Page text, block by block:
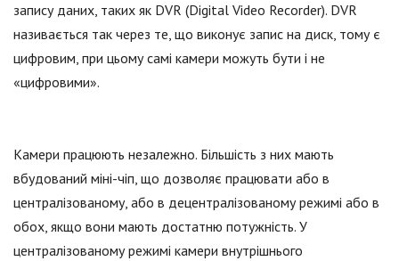
запису даних, таких як DVR (Digital Video Recorder). DVR
називається так через те, що виконує запис на диск, тому є
цифровим, при цьому самі камери можуть бути і не
«цифровими».
Камери працюють незалежно. Більшість з них мають
вбудований міні-чіп, що дозволяє працювати або в
централізованому, або в децентралізованому режимі або в
обох, якщо вони мають достатню потужність. У
централізованому режимі камери внутрішнього